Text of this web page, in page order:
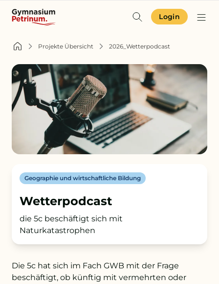
Identität & Angebot
Projekte & Aktuelles
Schulgemeinschaft
Orientierung
Zum Schulkompass
Zur Aufnahme
+43 732 736 581 - 4411
schule@petrinum.at
Login
Projekte Übersicht 2026_Wetterpodcast
Geographie und wirtschaftliche Bildung
Wetterpodcast
die 5c beschäftigt sich mit
Naturkatastrophen
Die 5c hat sich im Fach GWB mit der Frage
beschäftigt, ob künftig mit vermehrten oder